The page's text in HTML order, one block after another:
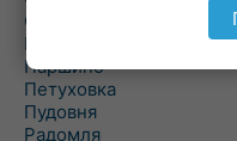
Осово
Павловичи
Паршино
Петуховка
Пудовня
Радомля